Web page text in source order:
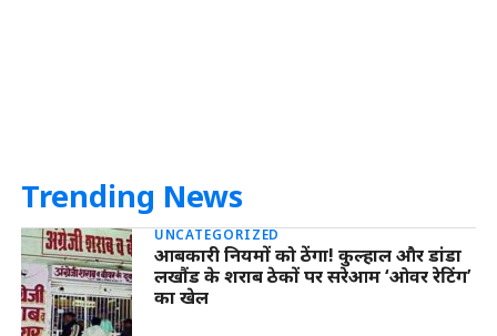
Trending News
UNCATEGORIZED
आबकारी नियमों को ठेंगा! कुल्हाल और डांडा
लखौंड के शराब ठेकों पर सरेआम ‘ओवर रेटिंग’
का खेल